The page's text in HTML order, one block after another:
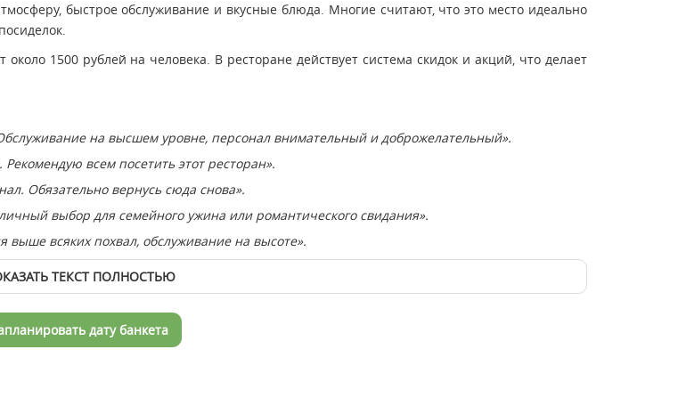
быстрое обслуживание и вкусные блюда. Многие считают, что это место идеально
1500 рублей на человека. В ресторане действует система скидок и акций, что делает
на высшем уровне, персонал внимательный и доброжелательный».
всем посетить этот ресторан».
Обязательно вернусь сюда снова».
выбор для семейного ужина или романтического свидания».
всяких похвал, обслуживание на высоте».
ТЕКСТ ПОЛНОСТЬЮ
дату банкета